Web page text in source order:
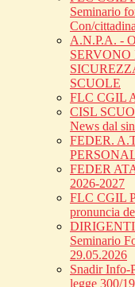
Seminario
Con/
A.N.P.A. -
SCUOLE
FLC CGIL
CISL
News dal
FEDER.
FEDER
2026-2027
FLC CGIL
pronuncia
Seminario
29.05.2026
Snadir Info-
legge 300/